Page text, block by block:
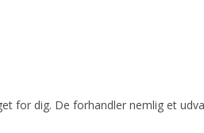
for dig. De forhandler nemlig et